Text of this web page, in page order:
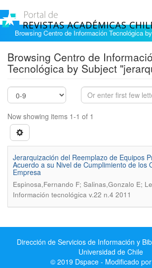
Browsing Centro de Información Tecnológica
Browsing Centro de
Tecnológica by Subject
Now showing items 1-1 of 1
Jerarquización del Reemplazo de Equipos
Acuerdo a su Nivel de Cumplimiento de los
Empresa
Espinosa,Fernando F; Salinas,Gonzalo E;
Información tecnológica v.22 n.4 2011
Dirección de Servicios de Información y
Universidad de Chile
© 2019 Dspace - Modificado